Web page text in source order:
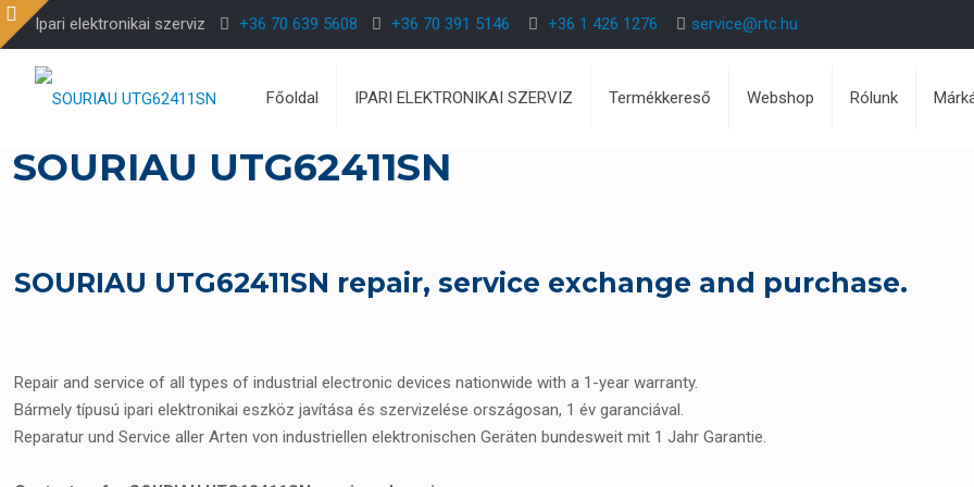
Ipari elektronikai szerviz +36 70 639 5608 +36 70 391 5146 +36 1 426 1276 service@rtc.hu
Főoldal IPARI ELEKTRONIKAI SZERVIZ Termékkereső Webshop Rólunk
SOURIAU UTG62411SN
SOURIAU UTG62411SN repair, service exchange and purchase.
Repair and service of all types of industrial electronic devices nationwide with a 1-year warranty.
Bármely típusú ipari elektronikai eszköz javítása és szervizelése országosan, 1 év garanciával.
Reparatur und Service aller Arten von industriellen elektronischen Geräten bundesweit mit 1 Jahr Garantie.